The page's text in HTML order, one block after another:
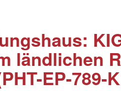
ländlichen
EP-789-